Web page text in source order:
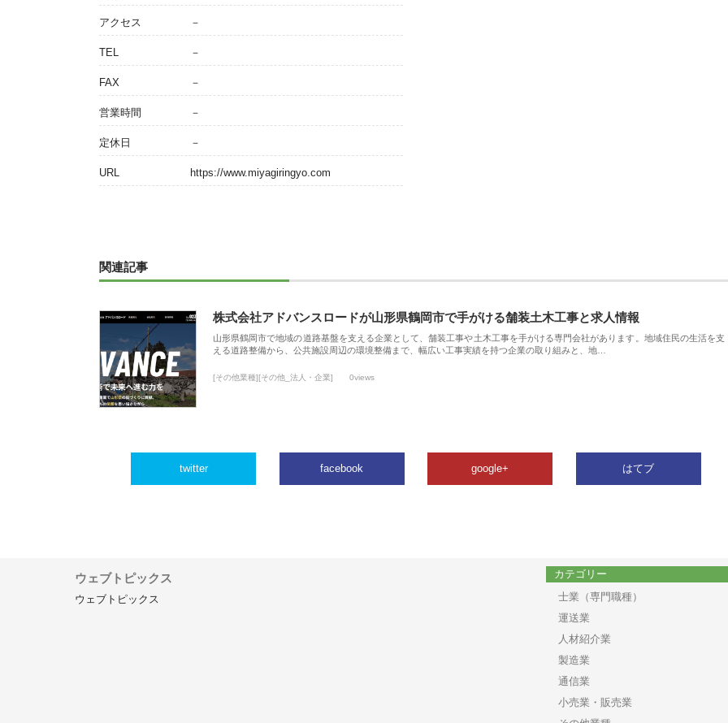
アクセス －
TEL －
FAX －
営業時間 －
定休日 －
URL https://www.miyagiringyo.com
関連記事
株式会社アドバンスロードが山形県鶴岡市で手がける舗装土木工事と求人情報
山形県鶴岡市で地域の道路基盤を支える企業として、舗装工事や土木工事を手がける専門会社があります。地域住民の生活を支
える道路整備から、公共施設周辺の環境整備まで、幅広い工事実績を持つ企業の取り組みと、地…
[その他業種][その他_法人・企業] 0views
twitter facebook google+ はてブ
ウェブトピックス
ウェブトピックス
カテゴリー
士業（専門職種）
運送業
人材紹介業
製造業
通信業
小売業・販売業